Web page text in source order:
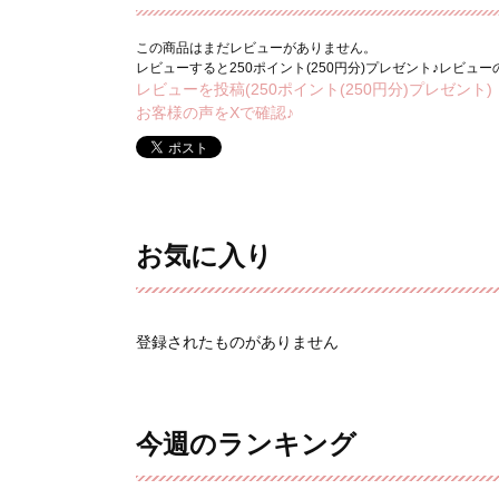
この商品はまだレビューがありません。
レビューすると250ポイント(250円分)プレゼント♪レビュー
レビューを投稿(250ポイント(250円分)プレゼント)
お客様の声をXで確認♪
お気に入り
登録されたものがありません
今週のランキング